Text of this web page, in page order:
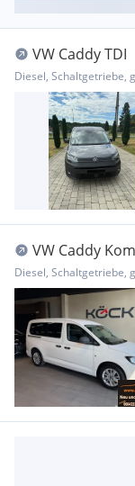
VW Caddy TDI
Diesel, Schaltgetriebe,
VW Caddy
Diesel, Schaltgetriebe,